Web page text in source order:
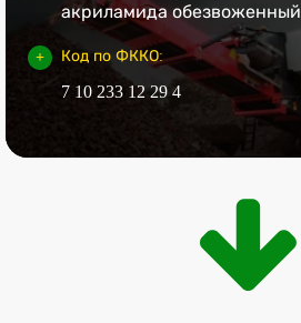
акриламида обезвоженный
Код по ФККО:
7 10 233 12 29 4